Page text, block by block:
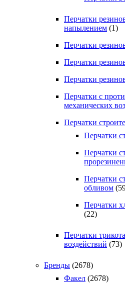
Перчатки
напылением (1)
Перчатки
Перчатки
Перчатки
Перчатки с
механических
Перчатки
Перчатки
Перчатки
Перчатки
обливом
Перчатки
(22)
Перчатки
воздействий (73)
Бренды (2678)
Факел (2678)